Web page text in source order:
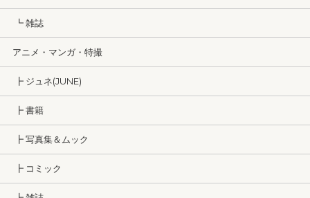
┗ 雑誌
アニメ・マンガ・特撮
┣ ジュネ(JUNE)
┣ 書籍
┣ 写真集＆ムック
┣ コミック